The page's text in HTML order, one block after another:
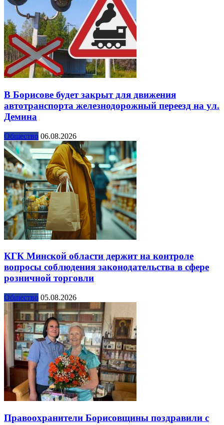
В Борисове будет закрыт для движения
автотранспорта железнодорожный переезд на ул.
Демина
Общество 06.08.2026
КГК Минской области держит на контроле
вопросы соблюдения законодательства в сфере
розничной торговли
Общество 05.08.2026
Правоохранители Борисовщины поздравили с